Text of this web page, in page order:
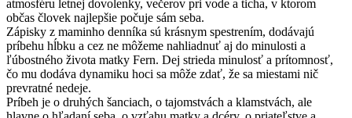
atmosféru letnej dovolenky, večerov pri vode a ticha, v ktorom
občas človek najlepšie počuje sám seba.
Zápisky z maminho denníka sú krásnym spestrením, dodávajú
príbehu hĺbku a cez ne môžeme nahliadnuť aj do minulosti a
ľúbostného života matky Fern. Dej strieda minulosť a prítomnosť,
čo mu dodáva dynamiku hoci sa môže zdať, že sa miestami nič
prevratné nedeje.
Príbeh je o druhých šanciach, o tajomstvách a klamstvách, ale